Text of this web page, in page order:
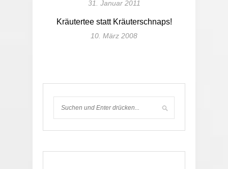
31. Januar 2011
Kräutertee statt Kräuterschnaps!
10. März 2008